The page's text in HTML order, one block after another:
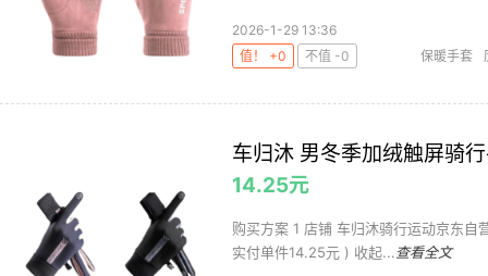
2026-1-29 13:36
值！ +0
不值 -0 保暖手套
车归沐 男冬季加绒触屏骑
14.25元
购买方案 1 店铺 车归沐骑行运动京东
实付单件14.25元 ) 收起... 查看全文